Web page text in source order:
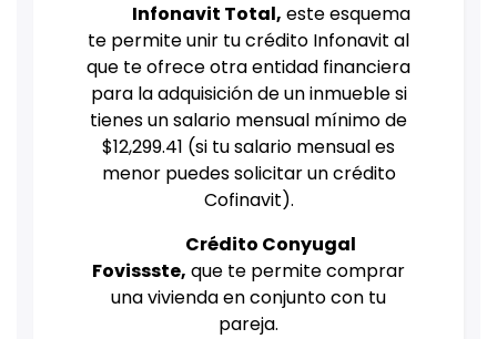
Infonavit Total, este esquema
te permite unir tu crédito Infonavit al
que te ofrece otra entidad financiera
para la adquisición de un inmueble si
tienes un salario mensual mínimo de
$12,299.41 (si tu salario mensual es
menor puedes solicitar un crédito
Cofinavit).
Crédito Conyugal
Fovissste, que te permite comprar
una vivienda en conjunto con tu
pareja.